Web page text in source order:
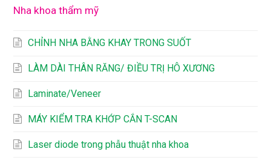
Nha khoa thẩm mỹ
CHỈNH NHA BẰNG KHAY TRONG SUỐT
LÀM DÀI THÂN RĂNG/ ĐIỀU TRỊ HÔ XƯƠNG
Laminate/Veneer
MÁY KIỂM TRA KHỚP CẮN T-SCAN
Laser diode trong phẫu thuật nha khoa